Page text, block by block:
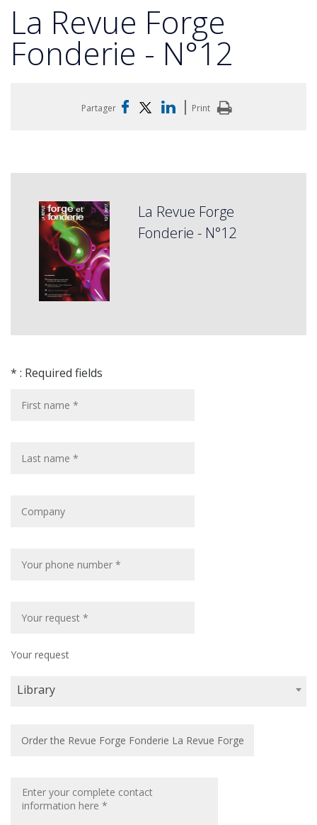
La Revue Forge
Fonderie - N°12
Partager | Print
La Revue Forge
Fonderie - N°12
* : Required fields
Your request
Library